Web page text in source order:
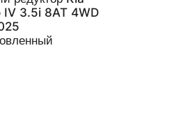
IV 3.5i 8AT 4WD